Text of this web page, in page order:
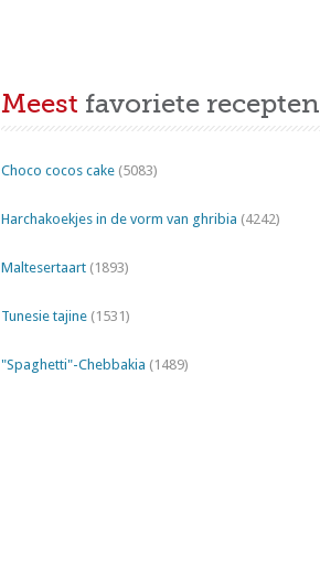
Meest favoriete recepten
Choco cocos cake (5083)
Harchakoekjes in de vorm van ghribia (4242)
Maltesertaart (1893)
Tunesie tajine (1531)
"Spaghetti"-Chebbakia (1489)